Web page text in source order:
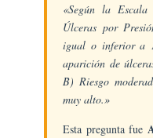
«Según la
Úlceras por
igual o inferior a
aparición de
B) Riesgo
muy alto.»
Esta pregunta fue